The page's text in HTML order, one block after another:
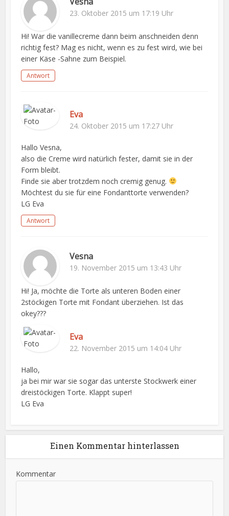
23. Oktober 2015 um 17:19 Uhr
Hi! War die vanillecreme dann beim anschneiden denn
richtig fest? Mag es nicht, wenn es zu fest wird, wie bei
einer Käse -Sahne zum Beispiel.
Antwort
Eva
24. Oktober 2015 um 17:27 Uhr
Hallo Vesna,
also die Creme wird natürlich fester, damit sie in der
Form bleibt.
Finde sie aber trotzdem noch cremig genug.
Möchtest du sie für eine Fondanttorte verwenden?
LG Eva
Antwort
Vesna
19. November 2015 um 13:43 Uhr
Hi! Ja, möchte die Torte als unteren Boden einer
2stöckigen Torte mit Fondant überziehen. Ist das
okey???
Eva
22. November 2015 um 14:04 Uhr
Hallo,
ja bei mir war sie sogar das unterste Stockwerk einer
dreistöckigen Torte. Klappt super!
LG Eva
Einen Kommentar hinterlassen
Kommentar